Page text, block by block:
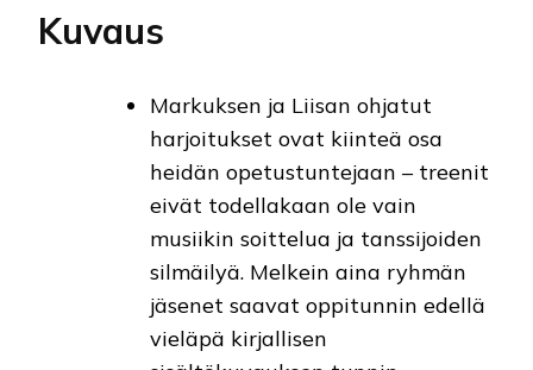
Kuvaus
Markuksen ja Liisan ohjatut
harjoitukset ovat kiinteä osa
heidän opetustuntejaan – treenit
eivät todellakaan ole vain
musiikin soittelua ja tanssijoiden
silmäilyä. Melkein aina ryhmän
jäsenet saavat oppitunnin edellä
vieläpä kirjallisen